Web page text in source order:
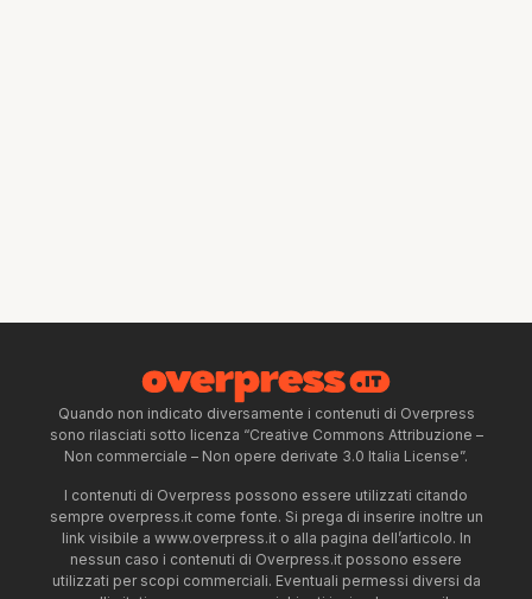
Quando non indicato diversamente i contenuti di Overpress
sono rilasciati sotto licenza “Creative Commons Attribuzione –
Non commerciale – Non opere derivate 3.0 Italia License”.
I contenuti di Overpress possono essere utilizzati citando
sempre overpress.it come fonte. Si prega di inserire inoltre un
link visibile a www.overpress.it o alla pagina dell’articolo. In
nessun caso i contenuti di Overpress.it possono essere
utilizzati per scopi commerciali. Eventuali permessi diversi da